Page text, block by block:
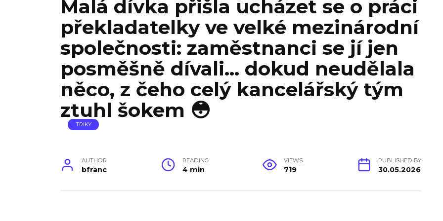
Malá dívka přišla ucházet se o práci
překladatelky ve velké mezinárodní
společnosti: zaměstnanci se jí jen
posměšně dívali… dokud neudělala
něco, z čeho celý kancelářský tým
ztuhl šokem 😳
TRIKY
AUTHOR
bfranc
READING
4 min
VIEWS
719
PUBLISHED BY
30.05.2026